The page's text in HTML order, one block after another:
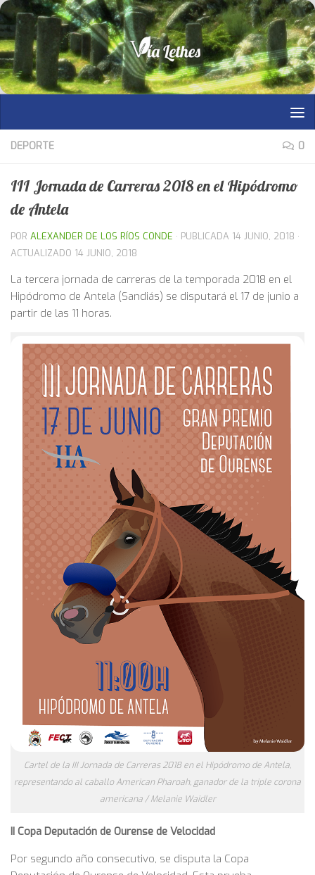
Saltar al contenido
DEPORTE 0
III Jornada de Carreras 2018 en el Hipódromo
de Antela
POR ALEXANDER DE LOS RÍOS CONDE · PUBLICADA 14 JUNIO, 2018 ·
ACTUALIZADO 14 JUNIO, 2018
La tercera jornada de carreras de la temporada 2018 en el
Hipódromo de Antela (Sandiás) se disputará el 17 de junio a
partir de las 11 horas.
Cartel de la III Jornada de Carreras 2018 en el Hipódromo de Antela,
representando al caballo American Pharoah, ganador de la triple corona
americana / Melanie Waidler
II Copa Deputación de Ourense de Velocidad
Por segundo año consecutivo, se disputa la Copa